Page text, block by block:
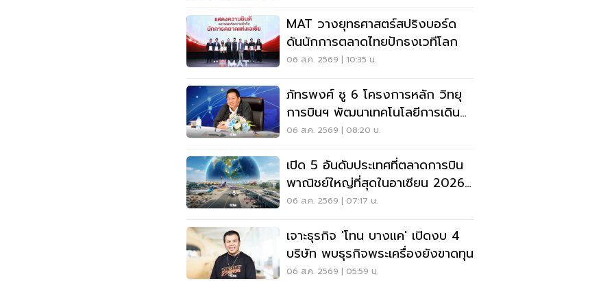
MAT วางยุทธศาสตร์สปริงบอร์ด
ดันนักการตลาดไทยปักธงเวทีโลก
06 ส.ค. 2569 | 10:35 น.
ภัทรพงศ์ ชู 6 โครงการหลัก วิทยุ
การบินฯ พัฒนาเทคโนโลยีการเดิน
อากาศ การบินยุคใหม่
06 ส.ค. 2569 | 08:20 น.
เปิด 5 อันดับประเทศที่ตลาดการบิน
พาณิชย์ใหญ่ที่สุดในอาเซียน 2026
เวียดนามแซงไทยแล้ว
06 ส.ค. 2569 | 07:17 น.
เจาะธุรกิจ 'โทน บางแค' เปิดงบ 4
บริษัท พบธุรกิจพระเครื่องยังขาดทุน
06 ส.ค. 2569 | 05:59 น.